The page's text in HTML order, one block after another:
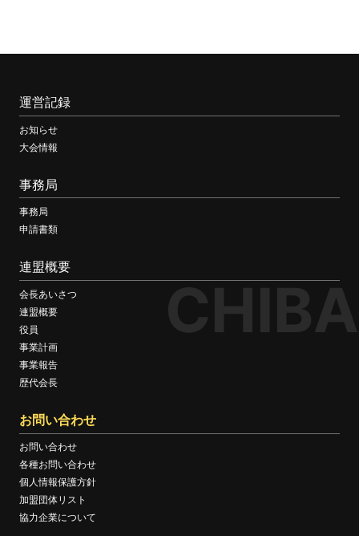
CHIBA
運営記録
お知らせ
大会情報
事務局
事務局
申請書類
連盟概要
会長あいさつ
連盟概要
役員
事業計画
事業報告
歴代会長
お問い合わせ
お問い合わせ
各種お問い合わせ
個人情報保護方針
加盟団体リスト
協力企業について